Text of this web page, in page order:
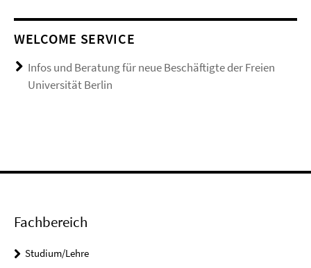
WELCOME SERVICE
Infos und Beratung für neue Beschäftigte der Freien
Universität Berlin
Fachbereich
Studium/Lehre